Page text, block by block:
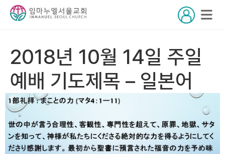
2018년 10월 14일 주일
예배 기도제목 – 일본어